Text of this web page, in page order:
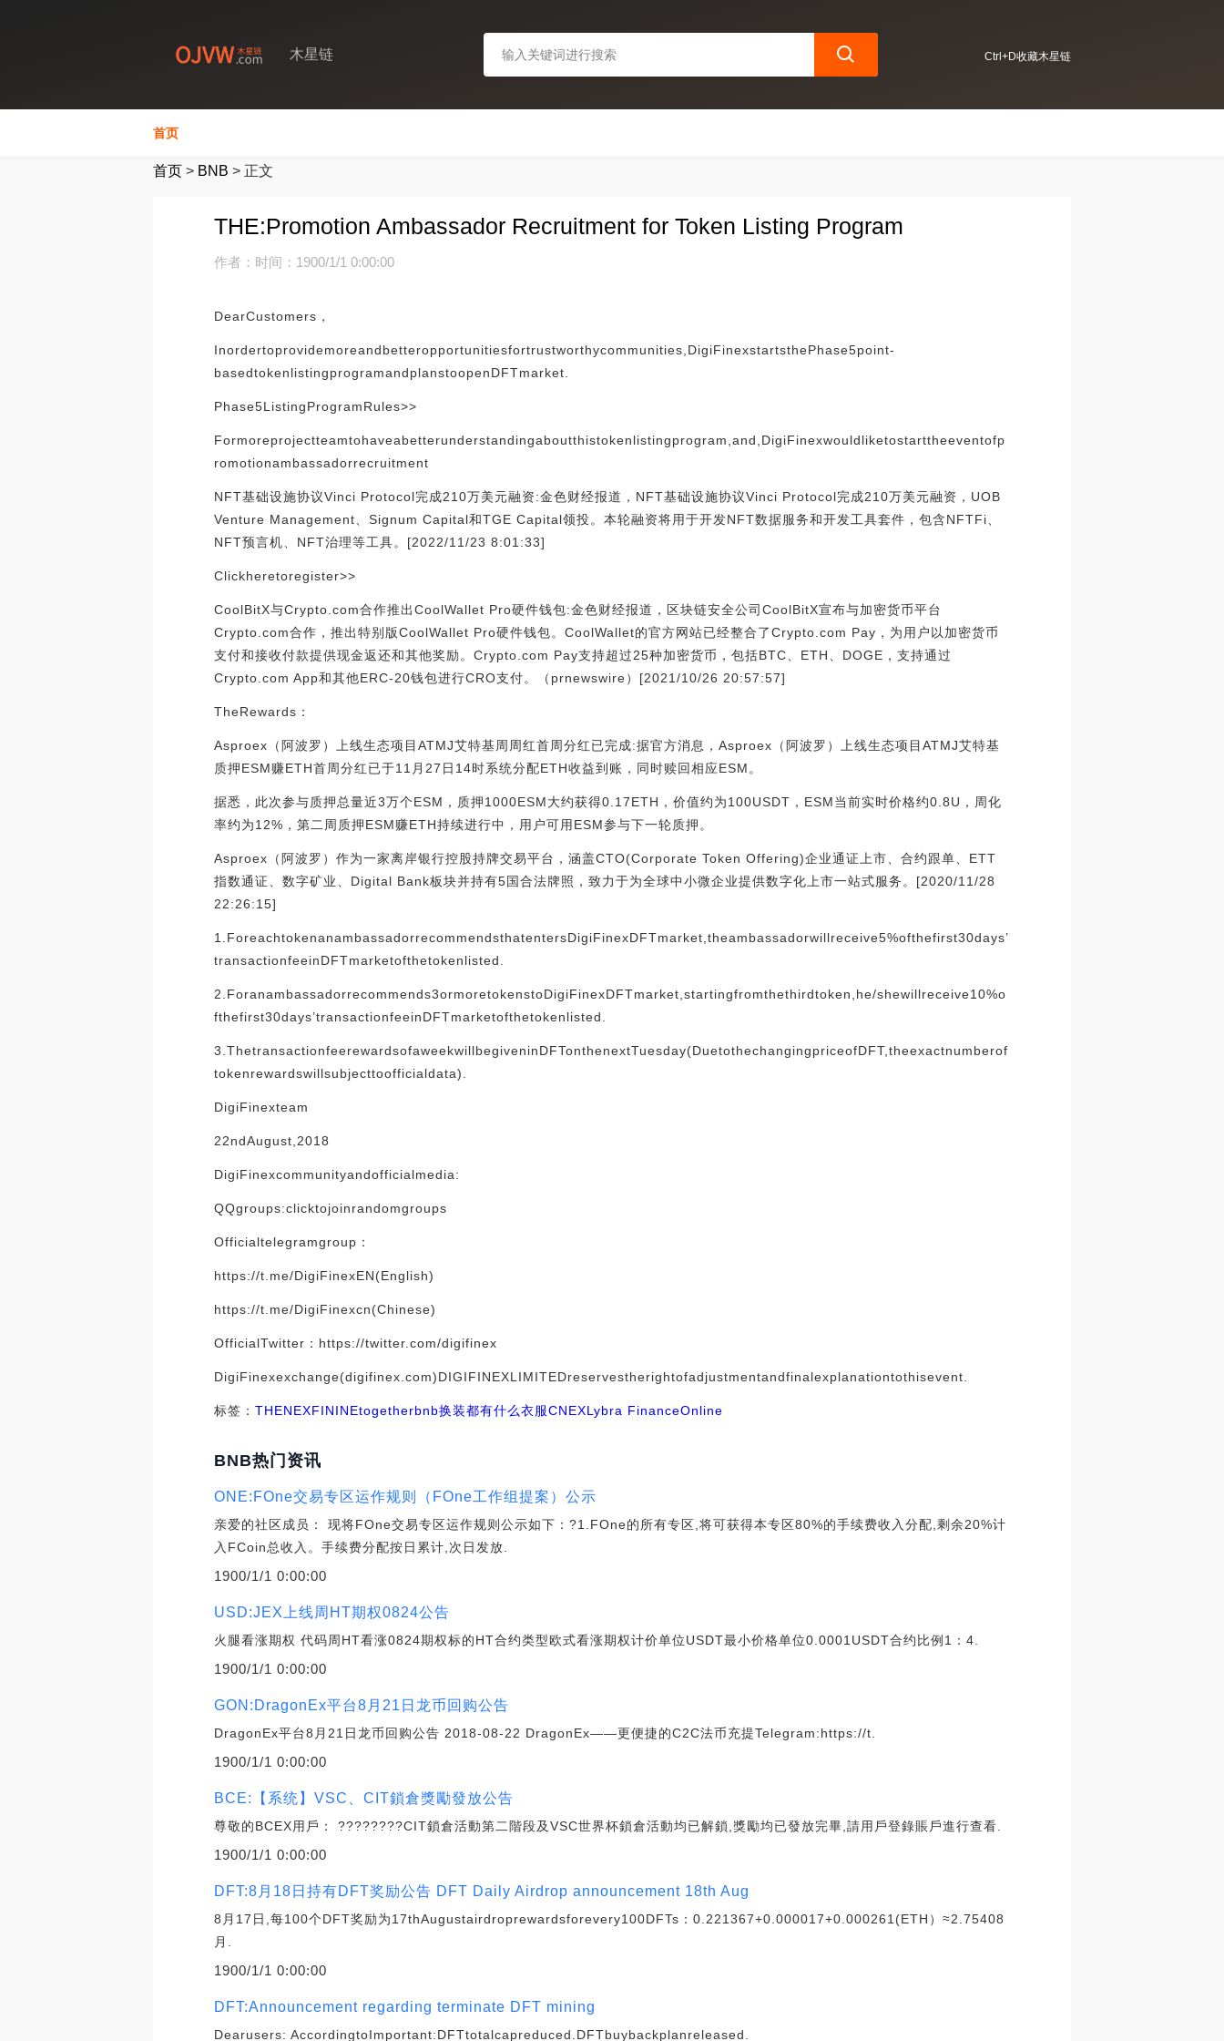
木星链 Ctrl+D收藏木星链
首页
首页 > BNB > 正文
THE:Promotion Ambassador Recruitment for Token Listing Program
作者： 时间：1900/1/1 0:00:00
DearCustomers，
Inordertoprovidemoreandbetteropportunitiesfortrustworthycommunities,DigiFinexstartsthePhase5point-
basedtokenlistingprogramandplanstoopenDFTmarket.
Phase5ListingProgramRules>>
Formoreprojectteamtohaveabetterunderstandingaboutthistokenlistingprogram,and,DigiFinexwouldliketostarttheeventofp
romotionambassadorrecruitment
NFT基础设施协议Vinci Protocol完成210万美元融资:金色财经报道，NFT基础设施协议Vinci Protocol完成210万美元融资，UOB
Venture Management、Signum Capital和TGE Capital领投。本轮融资将用于开发NFT数据服务和开发工具套件，包含NFTFi、
NFT预言机、NFT治理等工具。[2022/11/23 8:01:33]
Clickheretoregister>>
CoolBitX与Crypto.com合作推出CoolWallet Pro硬件钱包:金色财经报道，区块链安全公司CoolBitX宣布与加密货币平台
Crypto.com合作，推出特别版CoolWallet Pro硬件钱包。CoolWallet的官方网站已经整合了Crypto.com Pay，为用户以加密货币
支付和接收付款提供现金返还和其他奖励。Crypto.com Pay支持超过25种加密货币，包括BTC、ETH、DOGE，支持通过
Crypto.com App和其他ERC-20钱包进行CRO支付。（prnewswire）[2021/10/26 20:57:57]
TheRewards：
Asproex（阿波罗）上线生态项目ATMJ艾特基周周红首周分红已完成:据官方消息，Asproex（阿波罗）上线生态项目ATMJ艾特基
质押ESM赚ETH首周分红已于11月27日14时系统分配ETH收益到账，同时赎回相应ESM。
据悉，此次参与质押总量近3万个ESM，质押1000ESM大约获得0.17ETH，价值约为100USDT，ESM当前实时价格约0.8U，周化
率约为12%，第二周质押ESM赚ETH持续进行中，用户可用ESM参与下一轮质押。
Asproex（阿波罗）作为一家离岸银行控股持牌交易平台，涵盖CTO(Corporate Token Offering)企业通证上市、合约跟单、ETT
指数通证、数字矿业、Digital Bank板块并持有5国合法牌照，致力于为全球中小微企业提供数字化上市一站式服务。[2020/11/28
22:26:15]
1.ForeachtokenanambassadorrecommendsthatentersDigiFinexDFTmarket,theambassadorwillreceive5%ofthefirst30days’
transactionfeeinDFTmarketofthetokenlisted.
2.Foranambassadorrecommends3ormoretokenstoDigiFinexDFTmarket,startingfromthethirdtoken,he/shewillreceive10%o
fthefirst30days’transactionfeeinDFTmarketofthetokenlisted.
3.ThetransactionfeerewardsofaweekwillbegiveninDFTonthenextTuesday(DuetothechangingpriceofDFT,theexactnumberof
tokenrewardswillsubjecttoofficialdata).
DigiFinexteam
22ndAugust,2018
DigiFinexcommunityandofficialmedia:
QQgroups:clicktojoinrandomgroups
Officialtelegramgroup：
https://t.me/DigiFinexEN(English)
https://t.me/DigiFinexcn(Chinese)
OfficialTwitter：https://twitter.com/digifinex
DigiFinexexchange(digifinex.com)DIGIFINEXLIMITEDreservestherightofadjustmentandfinalexplanationtothisevent.
标签：THENEXFININEtogetherbnb换装都有什么衣服CNEXLybra FinanceOnline
BNB热门资讯
ONE:FOne交易专区运作规则（FOne工作组提案）公示
亲爱的社区成员： 现将FOne交易专区运作规则公示如下：?1.FOne的所有专区,将可获得本专区80%的手续费收入分配,剩余20%计
入FCoin总收入。手续费分配按日累计,次日发放.
1900/1/1 0:00:00
USD:JEX上线周HT期权0824公告
火腿看涨期权 代码周HT看涨0824期权标的HT合约类型欧式看涨期权计价单位USDT最小价格单位0.0001USDT合约比例1：4.
1900/1/1 0:00:00
GON:DragonEx平台8月21日龙币回购公告
DragonEx平台8月21日龙币回购公告 2018-08-22 DragonEx——更便捷的C2C法币充提Telegram:https://t.
1900/1/1 0:00:00
BCE:【系统】VSC、CIT鎖倉獎勵發放公告
尊敬的BCEX用戶： ????????CIT鎖倉活動第二階段及VSC世界杯鎖倉活動均已解鎖,獎勵均已發放完畢,請用戶登錄賬戶進行查看.
1900/1/1 0:00:00
DFT:8月18日持有DFT奖励公告 DFT Daily Airdrop announcement 18th Aug
8月17日,每100个DFT奖励为17thAugustairdroprewardsforevery100DFTs：0.221367+0.000017+0.000261(ETH）≈2.75408
月.
1900/1/1 0:00:00
DFT:Announcement regarding terminate DFT mining
Dearusers: AccordingtoImportant:DFTtotalcapreduced.DFTbuybackplanreleased.